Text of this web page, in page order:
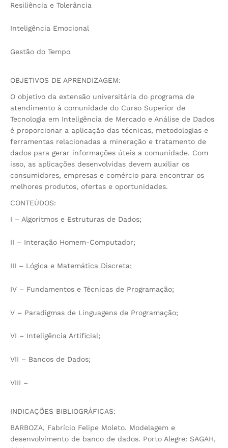
Resiliência e Tolerância
Inteligência Emocional
Gestão do Tempo
OBJETIVOS DE APRENDIZAGEM:
O objetivo da extensão universitária do programa de
atendimento à comunidade do Curso Superior de
Tecnologia em Inteligência de Mercado e Análise de Dados
é proporcionar a aplicação das técnicas, metodologias e
ferramentas relacionadas a mineração e tratamento de
dados para gerar informações úteis a comunidade. Com
isso, as aplicações desenvolvidas devem auxiliar os
consumidores, empresas e comércio para encontrar os
melhores produtos, ofertas e oportunidades.
CONTEÚDOS:
I – Algoritmos e Estruturas de Dados;
II – Interação Homem-Computador;
III – Lógica e Matemática Discreta;
IV – Fundamentos e Técnicas de Programação;
V – Paradigmas de Linguagens de Programação;
VI – Inteligência Artificial;
VII – Bancos de Dados;
VIII –
INDICAÇÕES BIBLIOGRÁFICAS:
BARBOZA, Fabrício Felipe Moleto. Modelagem e
desenvolvimento de banco de dados. Porto Alegre: SAGAH,